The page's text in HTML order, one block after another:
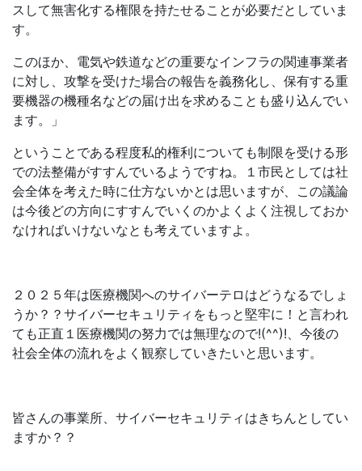
スして無害化する権限を持たせることが必要だとしていま
す。
このほか、電気や鉄道などの重要なインフラの関連事業者
に対し、攻撃を受けた場合の報告を義務化し、保有する重
要機器の機種名などの届け出を求めることも盛り込んでい
ます。」
ということである程度私的権利についても制限を受ける形
での法整備がすすんでいるようですね。１市民としては社
会全体を考えた時に仕方ないかとは思いますが、この議論
は今後どの方向にすすんでいくのかよくよく注視しておか
なければいけないなとも考えていますよ。
２０２５年は医療機関へのサイバーテロはどうなるでしょ
うか？？サイバーセキュリティをもっと堅牢に！と言われ
ても正直１医療機関の努力では無理なので!(^^)!、今後の
社会全体の流れをよく観察していきたいと思います。
皆さんの事業所、サイバーセキュリティはきちんとしてい
ますか？？